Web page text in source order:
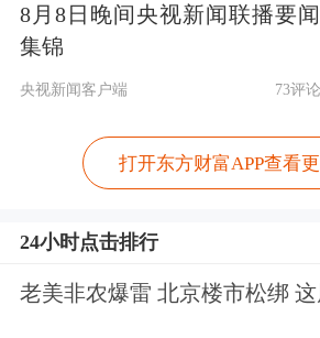
始回调。但仍不能确定
往常一样的短暂修整还
来看，我们更加倾向
会是一个极大的阻力，同
8月8日晚间央视新闻联播要闻
集锦
央视新闻客户端 73评论
打开东方财富APP查看
24小时点击排行
老美非农爆雷 北京楼市松绑